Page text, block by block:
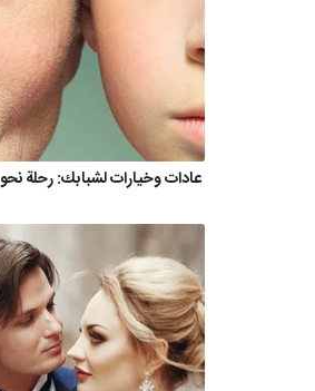
عادات وخيارات لشبابك: رحلة